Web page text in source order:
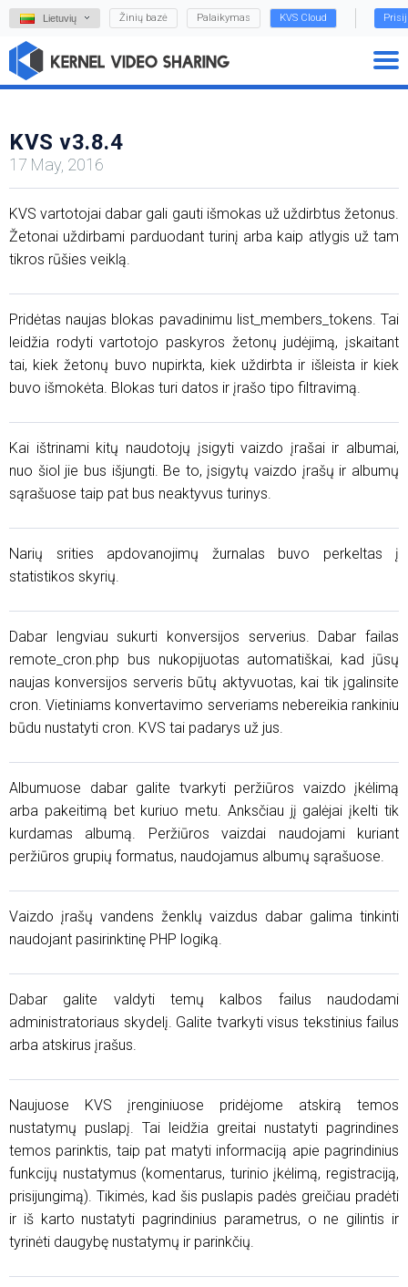
Lietuvių Žinių bazė Palaikymas KVS Cloud
KVS v3.8.4
17 May, 2016
KVS vartotojai dabar gali gauti išmokas už uždirbtus žetonus.
Žetonai uždirbami parduodant turinį arba kaip atlygis už tam
tikros rūšies veiklą.
Pridėtas naujas blokas pavadinimu list_members_tokens. Tai
leidžia rodyti vartotojo paskyros žetonų judėjimą, įskaitant
tai, kiek žetonų buvo nupirkta, kiek uždirbta ir išleista ir kiek
buvo išmokėta. Blokas turi datos ir įrašo tipo filtravimą.
Kai ištrinami kitų naudotojų įsigyti vaizdo įrašai ir albumai,
nuo šiol jie bus išjungti. Be to, įsigytų vaizdo įrašų ir albumų
sąrašuose taip pat bus neaktyvus turinys.
Narių srities apdovanojimų žurnalas buvo perkeltas į
statistikos skyrių.
Dabar lengviau sukurti konversijos serverius. Dabar failas
remote_cron.php bus nukopijuotas automatiškai, kad jūsų
naujas konversijos serveris būtų aktyvuotas, kai tik įgalinsite
cron. Vietiniams konvertavimo serveriams nebereikia rankiniu
būdu nustatyti cron. KVS tai padarys už jus.
Albumuose dabar galite tvarkyti peržiūros vaizdo įkėlimą
arba pakeitimą bet kuriuo metu. Anksčiau jį galėjai įkelti tik
kurdamas albumą. Peržiūros vaizdai naudojami kuriant
peržiūros grupių formatus, naudojamus albumų sąrašuose.
Vaizdo įrašų vandens ženklų vaizdus dabar galima tinkinti
naudojant pasirinktinę PHP logiką.
Dabar galite valdyti temų kalbos failus naudodami
administratoriaus skydelį. Galite tvarkyti visus tekstinius failus
arba atskirus įrašus.
Naujuose KVS įrenginiuose pridėjome atskirą temos
nustatymų puslapį. Tai leidžia greitai nustatyti pagrindines
temos parinktis, taip pat matyti informaciją apie pagrindinius
funkcijų nustatymus (komentarus, turinio įkėlimą, registraciją,
prisijungimą). Tikimės, kad šis puslapis padės greičiau pradėti
ir iš karto nustatyti pagrindinius parametrus, o ne gilintis ir
tyrinėti daugybę nustatymų ir parinkčių.